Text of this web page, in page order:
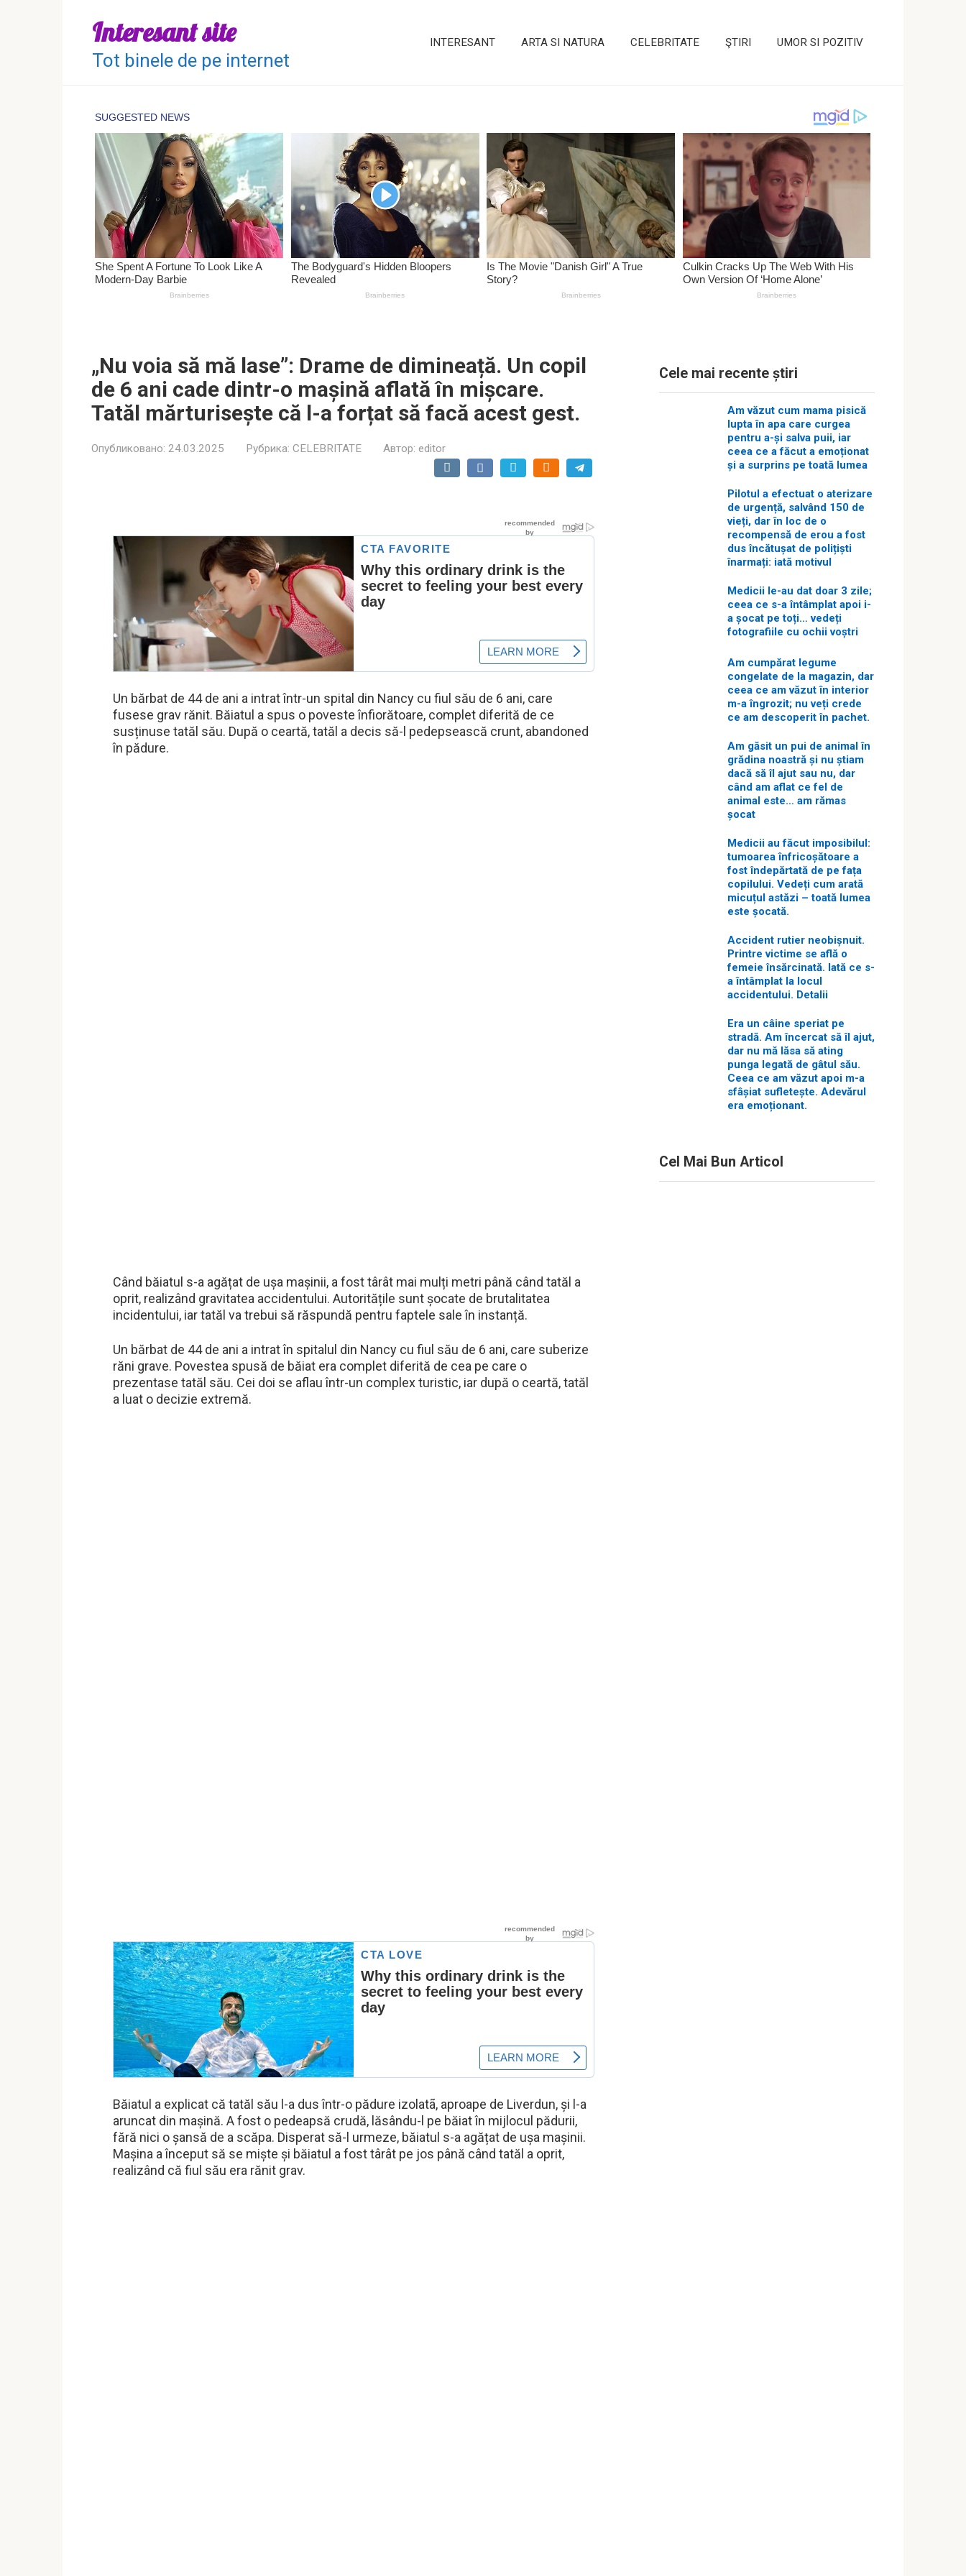
Interesant site
Tot binele de pe internet
INTERESANT ARTA SI NATURA CELEBRITATE ŞTIRI UMOR SI POZITIV
„Nu voia să mă lase”: Drame de dimineață. Un copil
de 6 ani cade dintr-o mașină aflată în mișcare.
Tatăl mărturisește că l-a forțat să facă acest gest.
Опубликовано: 24.03.2025 Рубрика: CELEBRITATE Автор: editor
Un bărbat de 44 de ani a intrat într-un spital din Nancy cu fiul său de 6 ani, care
fusese grav rănit. Băiatul a spus o poveste înfiorătoare, complet diferită de ce
susținuse tatăl său. După o ceartă, tatăl a decis să-l pedepsească crunt, abandoned
în pădure.
Când băiatul s-a agățat de ușa mașinii, a fost târât mai mulți metri până când tatăl a
oprit, realizând gravitatea accidentului. Autoritățile sunt șocate de brutalitatea
incidentului, iar tatăl va trebui să răspundă pentru faptele sale în instanță.
Un bărbat de 44 de ani a intrat în spitalul din Nancy cu fiul său de 6 ani, care suberize
răni grave. Povestea spusă de băiat era complet diferită de cea pe care o
prezentase tatăl său. Cei doi se aflau într-un complex turistic, iar după o ceartă, tatăl
a luat o decizie extremă.
Băiatul a explicat că tatăl său l-a dus într-o pădure izolatã, aproape de Liverdun, și l-a
aruncat din mașină. A fost o pedeapsă crudă, lăsându-l pe băiat în mijlocul pădurii,
fără nici o șansă de a scăpa. Disperat să-l urmeze, băiatul s-a agățat de ușa mașinii.
Mașina a început să se miște și băiatul a fost târât pe jos până când tatăl a oprit,
realizând că fiul său era rănit grav.
Cele mai recente știri
Am văzut cum mama pisică
lupta în apa care curgea
pentru a-și salva puii, iar
ceea ce a făcut a emoționat
și a surprins pe toată lumea
Pilotul a efectuat o aterizare
de urgență, salvând 150 de
vieți, dar în loc de o
recompensă de erou a fost
dus încătușat de polițiști
înarmați: iată motivul
Medicii le-au dat doar 3 zile;
ceea ce s-a întâmplat apoi i-
a șocat pe toți… vedeți
fotografiile cu ochii voștri
Am cumpărat legume
congelate de la magazin, dar
ceea ce am văzut în interior
m-a îngrozit; nu veți crede
ce am descoperit în pachet.
Am găsit un pui de animal în
grădina noastră și nu știam
dacă să îl ajut sau nu, dar
când am aflat ce fel de
animal este… am rămas
șocat
Medicii au făcut imposibilul:
tumoarea înfricoșătoare a
fost îndepărtată de pe fața
copilului. Vedeți cum arată
micuțul astăzi – toată lumea
este șocată.
Accident rutier neobișnuit.
Printre victime se află o
femeie însărcinată. Iată ce s-
a întâmplat la locul
accidentului. Detalii
Era un câine speriat pe
stradă. Am încercat să îl ajut,
dar nu mă lăsa să ating
punga legată de gâtul său.
Ceea ce am văzut apoi m-a
sfâșiat sufletește. Adevărul
era emoționant.
Cel Mai Bun Articol